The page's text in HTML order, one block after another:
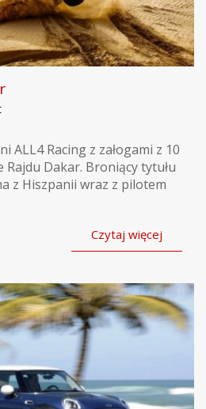
ALL4 Racing z załogami z 10
Dakar. Broniący tytułu
z Hiszpanii wraz z pilotem
Czytaj więcej